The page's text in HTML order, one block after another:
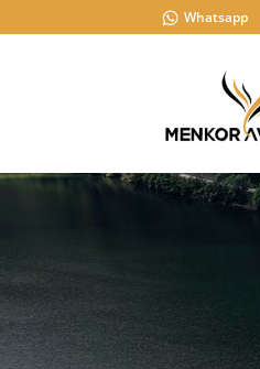
Whatsapp